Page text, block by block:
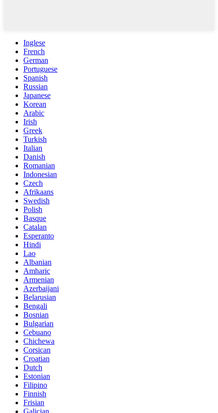
Inglese
French
German
Portuguese
Spanish
Russian
Japanese
Korean
Arabic
Irish
Greek
Turkish
Italian
Danish
Romanian
Indonesian
Czech
Afrikaans
Swedish
Polish
Basque
Catalan
Esperanto
Hindi
Lao
Albanian
Amharic
Armenian
Azerbaijani
Belarusian
Bengali
Bosnian
Bulgarian
Cebuano
Chichewa
Corsican
Croatian
Dutch
Estonian
Filipino
Finnish
Frisian